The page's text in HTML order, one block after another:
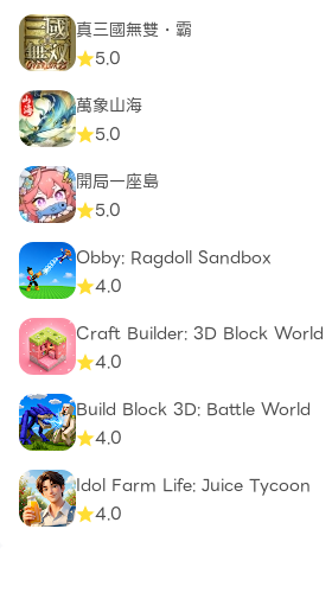
真三國無雙・霸
5.0
萬象山海
5.0
開局一座島
5.0
Obby: Ragdoll Sandbox
4.0
Craft Builder: 3D Block World
4.0
Build Block 3D: Battle World
4.0
Idol Farm Life: Juice Tycoon
4.0